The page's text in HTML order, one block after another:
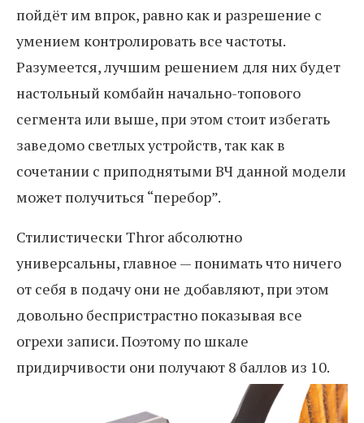
пойдёт им впрок, равно как и разрешение с
умением контролировать все частоты.
Разумеется, лучшим решением для них будет
настольный комбайн начально-топового
сегмента или выше, при этом стоит избегать
заведомо светлых устройств, так как в
сочетании с приподнятыми ВЧ данной модели
может получиться “перебор”.
Стилистически Thror абсолютно
универсальны, главное — понимать что ничего
от себя в подачу они не добавляют, при этом
довольно беспристрастно показывая все
огрехи записи. Поэтому по шкале
придирчивости они получают 8 баллов из 10.